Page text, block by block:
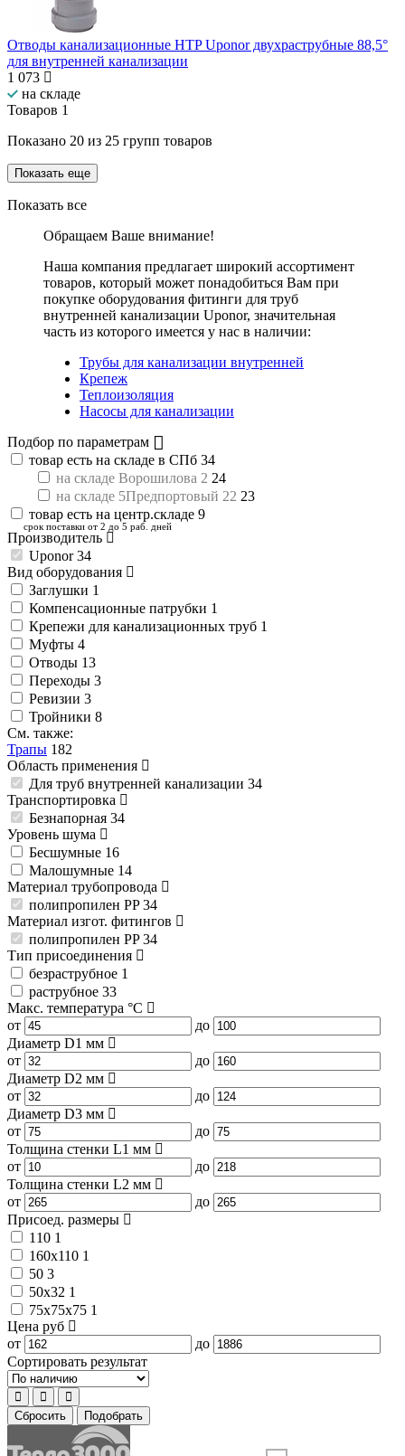
Отводы канализационные HTP Uponor двухраструбные 88,5°
для внутренней канализации
1 073
на складе
Товаров 1
Показано 20 из 25 групп товаров
Показать еще
Показать все
Обращаем Ваше внимание!
Наша компания предлагает широкий ассортимент
товаров, который может понадобиться Вам при
покупке оборудования фитинги для труб
внутренней канализации Uponor, значительная
часть из которого имеется у нас в наличии:
Трубы для канализации внутренней
Крепеж
Теплоизоляция
Насосы для канализации
Подбор по параметрам
товар есть на складе в СПб 34
на складе Ворошилова 2 24
на складе 5Предпортовый 22 23
товар есть на центр.складе 9
срок поставки от 2 до 5 раб. дней
Производитель
Uponor34
Вид оборудования
Заглушки 1
Компенсационные патрубки 1
Крепежи для канализационных труб 1
Муфты 4
Отводы 13
Переходы 3
Ревизии 3
Тройники 8
См. также:
Трапы 182
Область применения
Для труб внутренней канализации 34
Транспортировка
Безнапорная 34
Уровень шума
Бесшумные 16
Малошумные 14
Материал трубопровода
полипропилен PP34
Материал изгот. фитингов
полипропилен PP34
Тип присоединения
безраструбное 1
раструбное 33
Макс. температура °C
от
до
Диаметр D1 мм
от
до
Диаметр D2 мм
от
до
Диаметр D3 мм
от
до
Толщина стенки L1 мм
от
до
Толщина стенки L2 мм
от
до
Присоед. размеры
110 1
160x110 1
50 3
50x32 1
75x75x75 1
Цена руб
от
до
Сортировать результат
Сбросить Подобрать